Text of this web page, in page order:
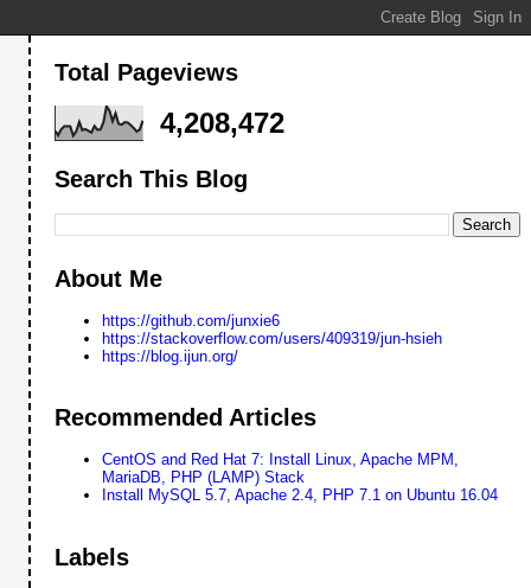
Total Pageviews
4,208,472
Search This Blog
About Me
https://github.com/junxie6
https://stackoverflow.com/users/409319/jun-hsieh
https://blog.ijun.org/
Recommended Articles
CentOS and Red Hat 7: Install Linux, Apache MPM,
MariaDB, PHP (LAMP) Stack
Install MySQL 5.7, Apache 2.4, PHP 7.1 on Ubuntu 16.04
Labels